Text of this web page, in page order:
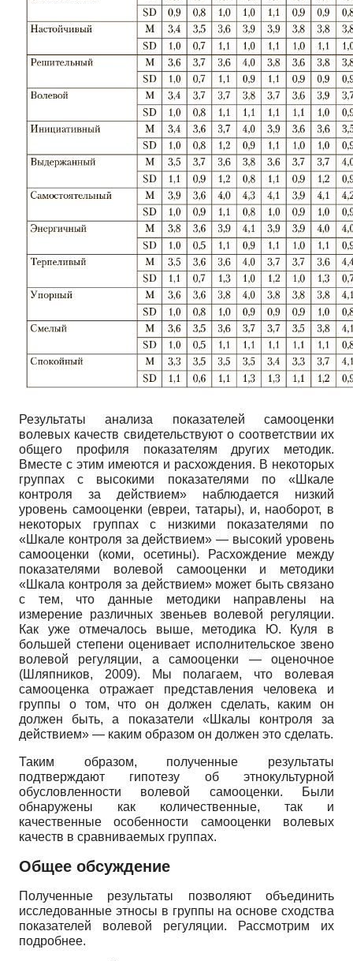
Результаты анализа показателей самооценки
волевых качеств свидетельствуют о соответствии их
общего профиля показателям других методик.
Вместе с этим имеются и расхождения. В некоторых
группах с высокими показателями по «Шкале
контроля за действием» наблюдается низкий
уровень самооценки (евреи, татары), и, наоборот, в
некоторых группах с низкими показателями по
«Шкале контроля за действием» — высокий уровень
самооценки (коми, осетины). Расхождение между
показателями волевой самооценки и методики
«Шкала контроля за действием» может быть связано
с тем, что данные методики направлены на
измерение различных звеньев волевой регуляции.
Как уже отмечалось выше, методика Ю. Куля в
большей степени оценивает исполнительское звено
волевой регуляции, а самооценки — оценочное
(Шляпников, 2009). Мы полагаем, что волевая
самооценка отражает представления человека и
группы о том, что он должен сделать, каким он
должен быть, а показатели «Шкалы контроля за
действием» — каким образом он должен это сделать.
Таким образом, полученные результаты
подтверждают гипотезу об этнокультурной
обусловленности волевой самооценки. Были
обнаружены как количественные, так и
качественные особенности самооценки волевых
качеств в сравниваемых группах.
Общее обсуждение
Полученные результаты позволяют объединить
исследованные этносы в группы на основе сходства
показателей волевой регуляции. Рассмотрим их
подробнее.